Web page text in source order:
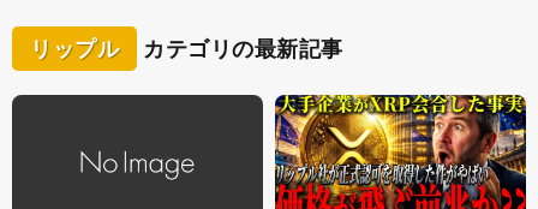
リップル カテゴリの最新記事